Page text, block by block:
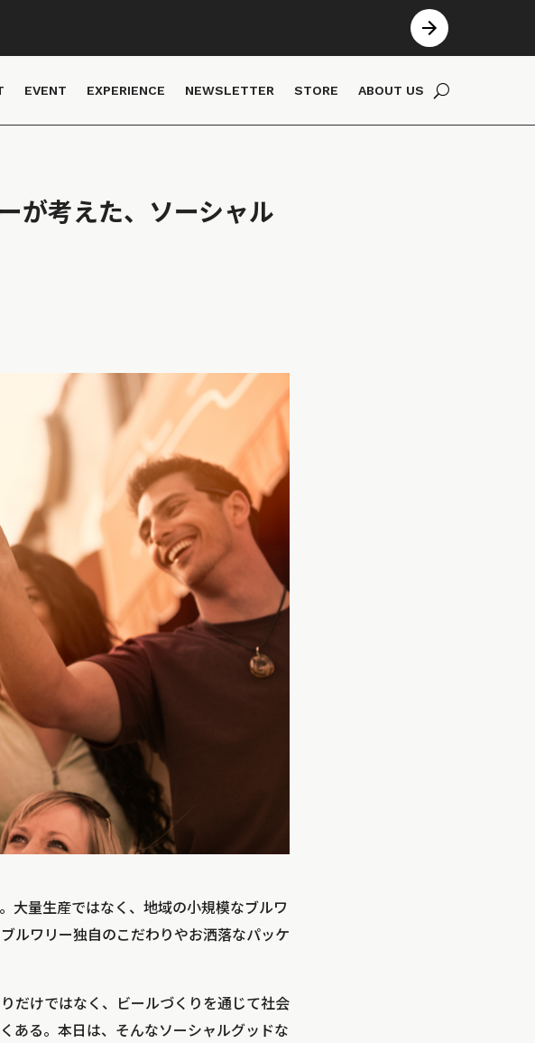
EVENT EXPERIENCE NEWSLETTER STORE ABOUT US
が考えた、ソーシャル
大量生産ではなく、地域の小規模なブルワ
ルワリー独自のこだわりやお洒落なパッケ
だけではなく、ビールづくりを通じて社会
ある。本日は、そんなソーシャルグッドな